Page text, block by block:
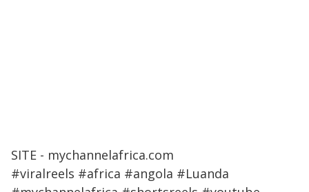
SITE - mychannelafrica.com
#viralreels #africa #angola #Luanda